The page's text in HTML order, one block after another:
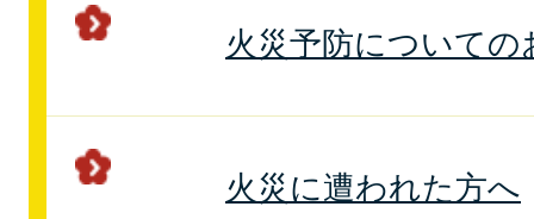
火災予防についての
火災に遭われた方へ